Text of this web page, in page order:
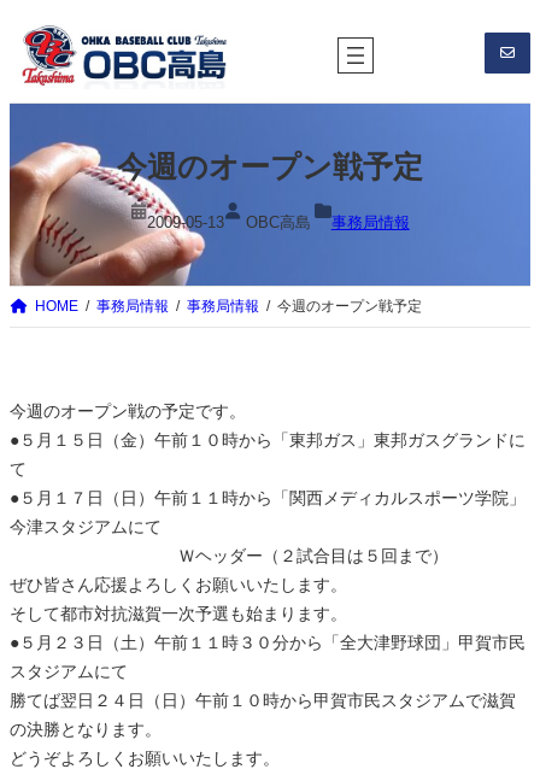
を
ス
ッ
今週のオープン戦予定
2009-05-13 OBC高島 事務局情報
HOME 事務局情報 事務局情報 今週のオープン戦予定
今週のオープン戦の予定です。
●５月１５日（金）午前１０時から「東邦ガス」東邦ガスグランドに
て
●５月１７日（日）午前１１時から「関西メディカルスポーツ学院」
今津スタジアムにて
Ｗヘッダー（２試合目は５回まで）
ぜひ皆さん応援よろしくお願いいたします。
そして都市対抗滋賀一次予選も始まります。
●５月２３日（土）午前１１時３０分から「全大津野球団」甲賀市民
スタジアムにて
勝てば翌日２４日（日）午前１０時から甲賀市民スタジアムで滋賀
の決勝となります。
どうぞよろしくお願いいたします。